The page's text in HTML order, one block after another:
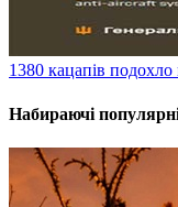
​1380 кацапів
Набираючі